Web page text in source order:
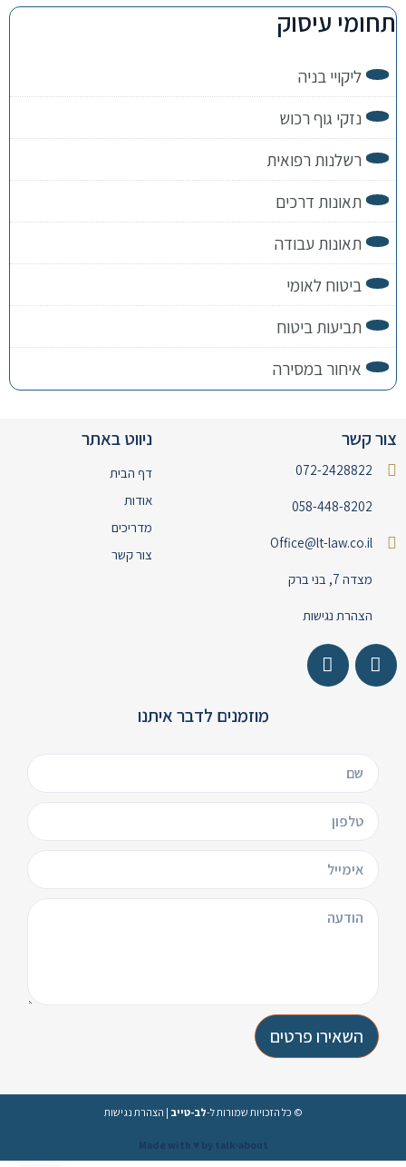
תחומי עיסוק
ליקויי בניה
נזקי גוף רכוש
רשלנות רפואית
תאונות דרכים
תאונות עבודה
ביטוח לאומי
תביעות ביטוח
איחור במסירה
צור קשר
072-2428822
058-448-8202
Office@lt-law.co.il
מצדה 7, בני ברק
הצהרת נגישות
ניווט באתר
דף הבית
אודות
מדריכים
צור קשר
מוזמנים לדבר איתנו
השאירו פרטים
© כל הזכויות שמורות ל-לב-טייב | הצהרת נגישות
Made with ♥️ by talk-about